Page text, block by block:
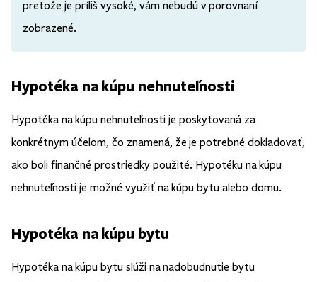
pretože je príliš vysoké, vám nebudú v porovnaní
zobrazené.
Hypotéka na kúpu nehnuteľnosti
Hypotéka na kúpu nehnuteľnosti je poskytovaná za
konkrétnym účelom, čo znamená, že je potrebné dokladovať,
ako boli finančné prostriedky použité. Hypotéku na kúpu
nehnuteľnosti je možné využiť na kúpu bytu alebo domu.
Hypotéka na kúpu bytu
Hypotéka na kúpu bytu slúži na nadobudnutie bytu